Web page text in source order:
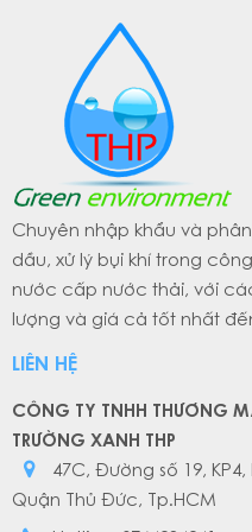
Chuyên nhập khẩu và
dầu, xử lý bụi khí trong
nước cấp nước thải, với
lượng và giá cả tốt nhất
LIÊN HỆ
CÔNG TY TNHH THƯƠNG
TRƯỜNG XANH THP
47C, Đường số 19,
Quận Thủ Đức, Tp.HCM